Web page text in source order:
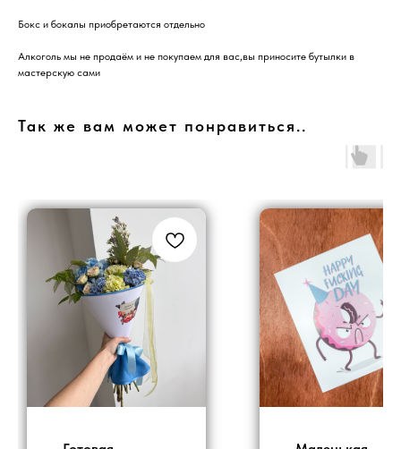
Бокс и бокалы приобретаются отдельно
Алкоголь мы не продаём и не покупаем для вас,вы приносите бутылки в
мастерскую сами
Так же вам может понравиться..